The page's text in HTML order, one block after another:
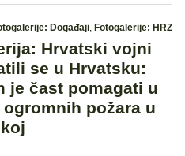
Događaji, Fotogalerije: HRZ
Hrvatski vojni
se u Hrvatsku:
je čast pomagati u
požara u